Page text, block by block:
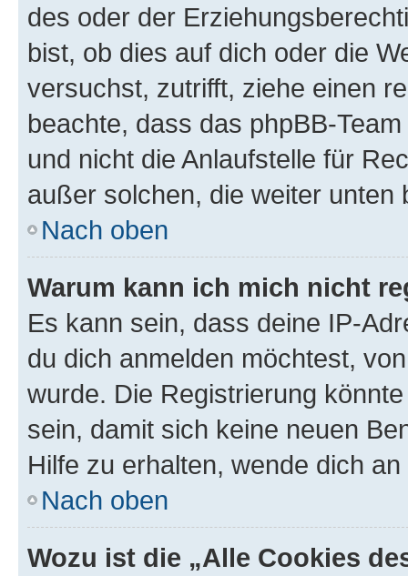
des oder der
bist, ob dies auf dich oder die
versuchst, zutrifft, ziehe einen
beachte, dass das phpBB-
und nicht die Anlaufstelle für
außer solchen, die weiter unten
Nach oben
Warum kann ich mich nicht
Es kann sein, dass deine IP-
du dich anmelden möchtest,
wurde. Die Registrierung
sein, damit sich keine neuen
Hilfe zu erhalten, wende dich
Nach oben
Wozu ist die „Alle Cookies